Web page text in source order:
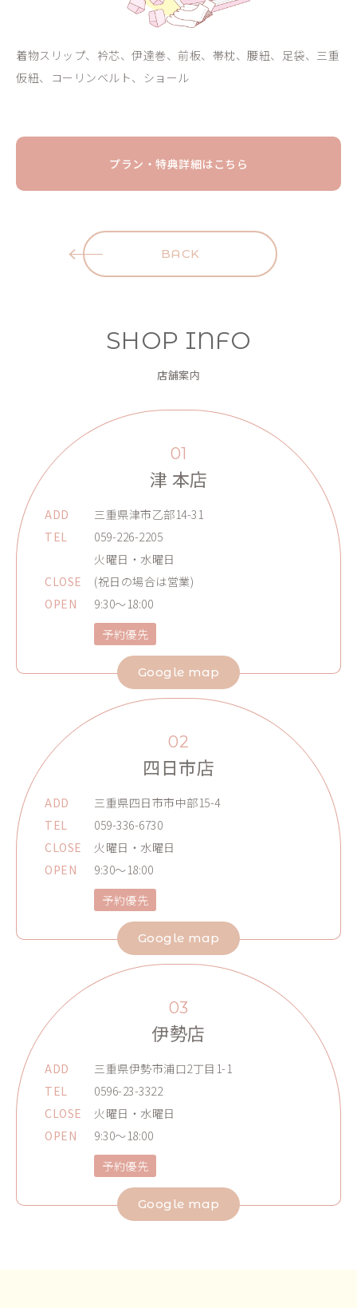
着物スリップ、衿芯、伊達巻、前板、帯枕、腰紐、足袋、三重
仮紐、コーリンベルト、ショール
プラン・特典詳細はこちら
BACK
SHOP INFO
店舗案内
01
津 本店
ADD
三重県津市乙部14-31
TEL
059-226-2205
CLOSE
火曜日・水曜日
(祝日の場合は営業)
OPEN
9:30～18:00
予約優先
Google map
02
四日市店
ADD
三重県四日市市中部15-4
TEL
059-336-6730
CLOSE
火曜日・水曜日
OPEN
9:30～18:00
予約優先
Google map
03
伊勢店
ADD
三重県伊勢市浦口2丁目1-1
TEL
0596-23-3322
CLOSE
火曜日・水曜日
OPEN
9:30～18:00
予約優先
Google map